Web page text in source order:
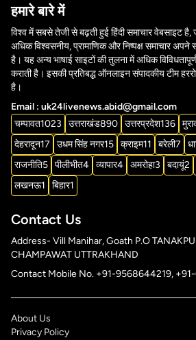
हमारे बारे में
विश्व में सबसे तेजी से बढ़ती हुई हिंदी समाचार वेबसाइट है,
अधिक विश्वसनीय, प्रामाणिक और निष्पक्ष समाचार अपने
है। यह अन्य भाषाई साइटों की तुलना में अधिक
कराती है। इसकी प्रतिबद्ध ऑनलाइन संपादकीय टीम
है।
Email : uk24livenews.abid@gmail.com
चम्पावत1023 उत्तराखंड890 उत्तरप्रदेश136
देहरादून17 उधम सिंह नगर15 क्राइम11 बरेली7
राजनीति5 पीलीभीत4 व्यापार4 अमरोहा3 बदायूं2
लखनऊ1 बिहार1
Contact Us
Address- Vill Manihar, Goath P.O
CHAMPAWAT UTTRAKHAND
Contact Mobile No. +91-9568644219,
About Us
Privacy Policy